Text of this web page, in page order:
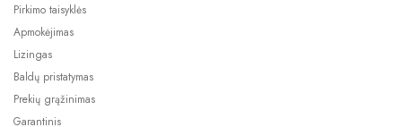
Pirkimo taisyklės
Apmokėjimas
Lizingas
Baldų pristatymas
Prekių grąžinimas
Garantinis